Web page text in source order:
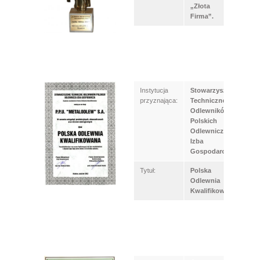
„Złota
Firma”.
Instytucja
przyznająca:
Stowarzyszenie
Techniczne
Odlewników
Polskich
Odlewnicza
Izba
Gospodarcza
Tytuł:
Polska
Odlewnia
Kwalifikowana